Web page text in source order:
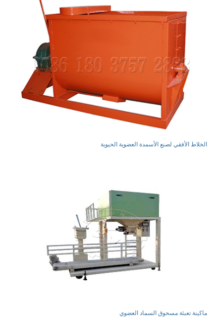
الخلاط الأفقي لصنع الأسمدة العضوية الحيوية
ماكينة تعبئة مسحوق السماد العضوي